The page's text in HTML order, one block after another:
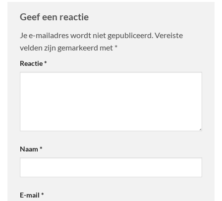
Geef een reactie
Je e-mailadres wordt niet gepubliceerd.Vereiste
velden zijn gemarkeerd met *
Reactie*
Naam *
E-mail *